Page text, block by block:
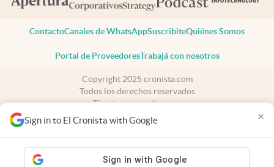
Sign in to El Cronista with Google ×
ContactoCanales de WhatsAppSuscribiteQuiénes Somos
Portal de ProveedoresTrabajá con nosotros
Copyright 2025 cronista.com
Todos los derechos reservados
Términos y condiciones
Privacidad
Consentimiento